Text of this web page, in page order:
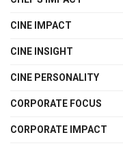
CINE IMPACT
CINE INSIGHT
CINE PERSONALITY
CORPORATE FOCUS
CORPORATE IMPACT